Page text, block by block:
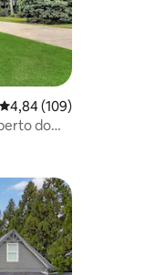
4,84 de uma avaliação
4,84 (109)
do
hóspedes